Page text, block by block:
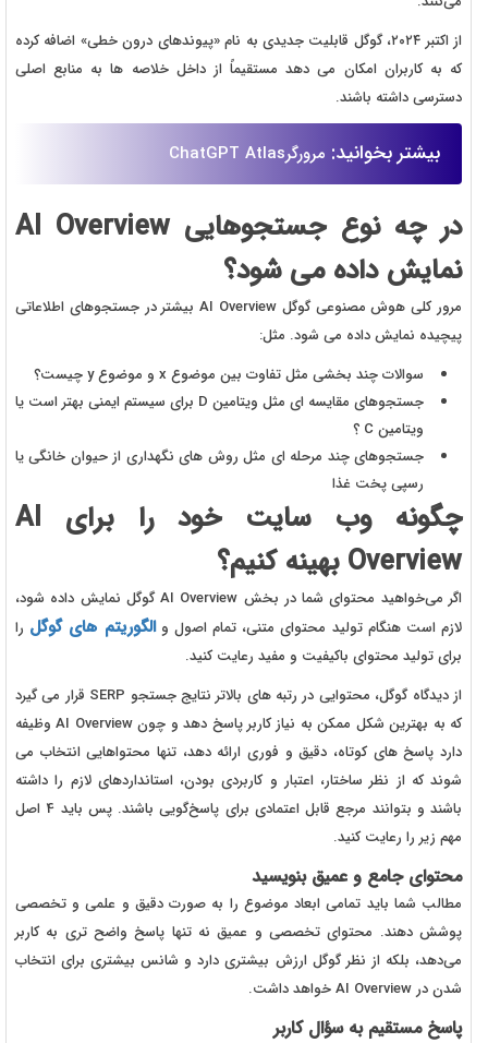
از اکتبر ۲۰۲۴، گوگل قابلیت جدیدی به نام «پیوندهای درون خطی» اضافه کرده
که به کاربران امکان می دهد مستقیماً از داخل خلاصه ها به منابع اصلی
دسترسی داشته باشند.
بیشتر بخوانید: مرورگرChatGPT Atlas
در چه نوع جستجوهایی AI Overview
نمایش داده می شود؟
مرور کلی هوش مصنوعی گوگل AI Overview بیشتر در جستجوهای اطلاعاتی
پیچیده نمایش داده می شود. مثل:
سوالات چند بخشی مثل تفاوت بین موضوع x و موضوعyچیست؟
جستجوهای مقایسه ای مثل ویتامین D برای سیستم ایمنی بهتر است یا
ویتامین C ؟
جستجوهای چند مرحله ای مثل روش های نگهداری از حیوان خانگی یا
رسپی پخت غذا
چگونه وب سایت خود را برای AI
Overview بهینه کنیم؟
اگر می‌خواهید محتوای شما در بخش AI Overview گوگل نمایش داده شود،
لازم است هنگام تولید محتوای متنی، تمام اصول والگوریتم های گوگل را
برای تولید محتوای باکیفیت و مفید رعایت کنید.
از دیدگاه گوگل، محتوایی در رتبه های بالاتر نتایج جستجو SERP قرار می گیرد
که به بهترین شکل ممکن به نیاز کاربر پاسخ دهد و چون AI Overview وظیفه
دارد پاسخ های کوتاه، دقیق و فوری ارائه دهد، تنها محتواهایی انتخاب می
شوند که از نظر ساختار، اعتبار و کاربردی بودن، استانداردهای لازم را داشته
باشند و بتوانند مرجع قابل اعتمادی برای پاسخ‌گویی باشند. پس باید 4 اصل
مهم زیر را رعایت کنید.
محتوای جامع و عمیق بنویسید
مطالب شما باید تمامی ابعاد موضوع را به صورت دقیق و علمی و تخصصی
پوشش دهند. محتوای تخصصی و عمیق نه تنها پاسخ واضح تری به کاربر
می‌دهد، بلکه از نظر گوگل ارزش بیشتری دارد و شانس بیشتری برای انتخاب
شدن در AI Overview خواهد داشت.
پاسخ مستقیم به سؤال کاربر